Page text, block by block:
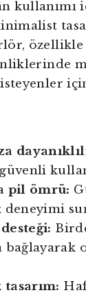
özellikle
pil ömrü:
tasarım: